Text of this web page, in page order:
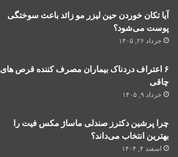
آیا تکان خوردن حین لیزر مو زائد باعث سوختگی
پوست می‌شود؟
خرداد ۲۶, ۱۴۰۵
۶ اعتراف دردناک بیماران مصرف کننده قرص های
چاقی
خرداد ۹, ۱۴۰۵
چرا پرشین دکترز صندلی ماساژ مکس فیت را
بهترین انتخاب می‌داند؟
اسفند ۴, ۱۴۰۴